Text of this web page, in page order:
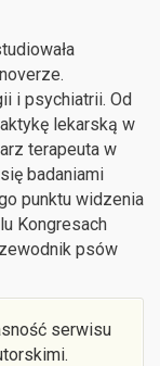
i psychiatrii. Od
lekarską w
terapeuta w
badaniami
punktu widzenia
Kongresach
psów
serwisu